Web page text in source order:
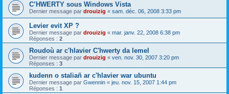
C’HWERTY sous Windows Vista
Dernier message par drouizig « sam. déc. 06, 2008 3:33 pm
Levier evit XP ?
Dernier message par drouizig « mar. janv. 22, 2008 6:38 pm
Réponses : 2
Roudoù ar c'hlavier C'hwerty da lemel
Dernier message par drouizig « ven. nov. 30, 2007 3:20 pm
Réponses : 3
kudenn o staliañ ar c'hlavier war ubuntu
Dernier message par Gwennin « jeu. nov. 15, 2007 1:44 pm
Réponses : 1